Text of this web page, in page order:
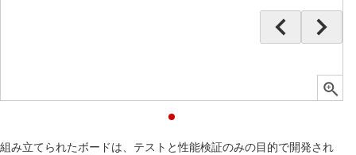
組み立てられたボードは、テストと性能検証のみの目的で開発され